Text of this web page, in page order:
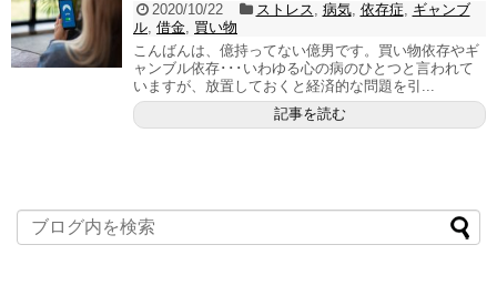
2020/10/22 ストレス, 病気, 依存症, ギャンブ
ル, 借金, 買い物
こんばんは、億持ってない億男です。買い物依存やギ
ャンブル依存･･･いわゆる心の病のひとつと言われて
いますが、放置しておくと経済的な問題を引...
記事を読む